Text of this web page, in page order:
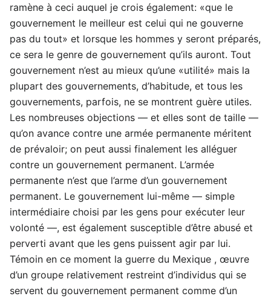
ramène à ceci auquel je crois également: «que le
gouvernement le meilleur est celui qui ne gouverne
pas du tout» et lorsque les hommes y seront préparés,
ce sera le genre de gouvernement qu’ils auront. Tout
gouvernement n’est au mieux qu’une «utilité» mais la
plupart des gouvernements, d’habitude, et tous les
gouvernements, parfois, ne se montrent guère utiles.
Les nombreuses objections — et elles sont de taille —
qu’on avance contre une armée permanente méritent
de prévaloir; on peut aussi finalement les alléguer
contre un gouvernement permanent. L’armée
permanente n’est que l’arme d’un gouvernement
permanent. Le gouvernement lui-même — simple
intermédiaire choisi par les gens pour exécuter leur
volonté —, est également susceptible d’être abusé et
perverti avant que les gens puissent agir par lui.
Témoin en ce moment la guerre du Mexique , œuvre
d’un groupe relativement restreint d’individus qui se
servent du gouvernement permanent comme d’un